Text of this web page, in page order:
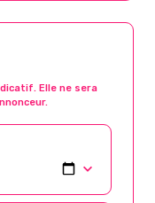
Elle ne sera